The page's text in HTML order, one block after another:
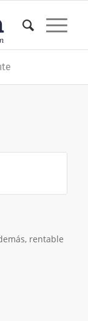
rentable